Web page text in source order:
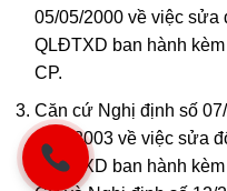
05/05/2000 về việc sửa
QLĐTXD ban hành
CP.
Căn cứ Nghị định số
30/1/2003 về việc sửa
QLĐTXD ban hành